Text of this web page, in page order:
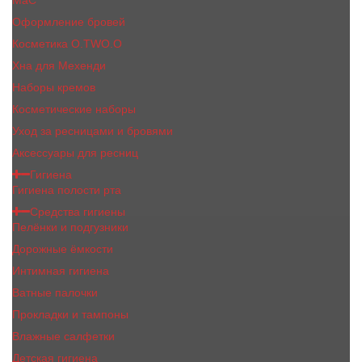
Оформление бровей
Косметика O.TWO.O
Хна для Мехенди
Наборы кремов
Косметические наборы
Уход за ресницами и бровями
Аксессуары для ресниц
Гигиена
Гигиена полости рта
Средства гигиены
Пелёнки и подгузники
Дорожные ёмкости
Интимная гигиена
Ватные палочки
Прокладки и тампоны
Влажные салфетки
Детская гигиена